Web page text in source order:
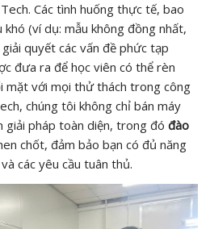
Các tình huống thực tế, bao
khó (ví dụ: mẫu không đồng nhất,
quyết các vấn đề phức tạp
đưa ra để học viên có thể rèn
mặt với mọi thử thách trong công
chúng tôi không chỉ bán máy
giải pháp toàn diện, trong đó đào
chốt, đảm bảo bạn có đủ năng
các yêu cầu tuân thủ.